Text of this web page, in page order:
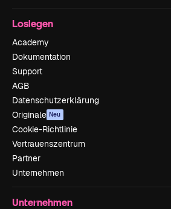
Loslegen
Academy
Dokumentation
Support
AGB
Datenschutzerklärung
Originale Neu
Cookie-Richtlinie
Vertrauenszentrum
Partner
Unternehmen
Unternehmen